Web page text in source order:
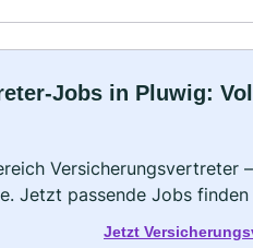
Jobs in Pluwig:
Versicherungsvertreter
Jetzt passende Jobs
Jetzt